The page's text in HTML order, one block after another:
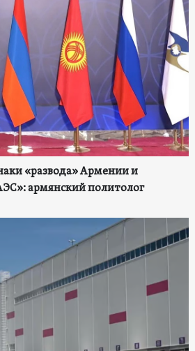
«развода» Армении и
армянский политолог